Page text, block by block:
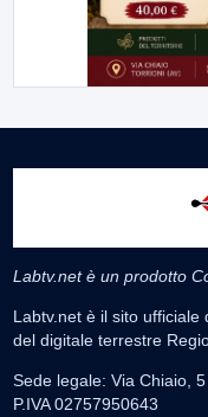
Labtv.net è un prodotto
Labtv.net è il sito
del digitale terrestre
Sede legale: Via Chiaio,
P.IVA 02757950643